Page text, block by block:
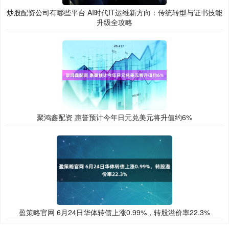
炒股配资公司有哪些平台 AI时代IT运维新方向：传统转型与证书技能
升级全攻略
聚鸿鑫配资 惠誉预计今年日元兑美元将升值约6%
盈策略官网 6月24日华体转债上涨0.99%，转股溢价率22.3%